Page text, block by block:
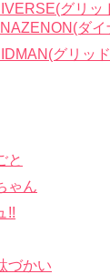
グリッ
ダイ
グリッ
と
ゃん
!!
づかい